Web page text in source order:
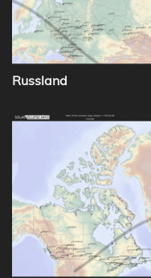
Russland